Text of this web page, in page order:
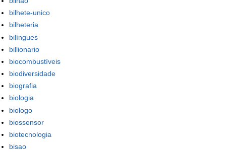
bilhete-unico
bilheteria
bilíngues
billionario
biocombustíveis
biodiversidade
biografia
biologia
biologo
biossensor
biotecnologia
bisao